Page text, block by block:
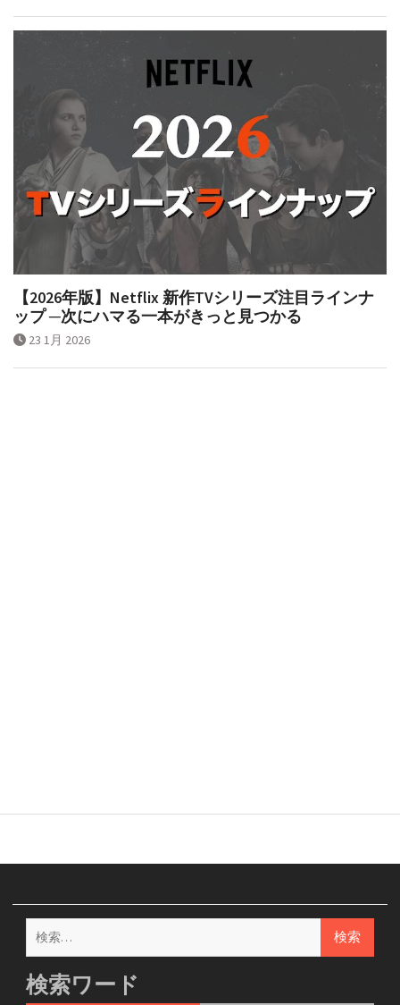
【2026年版】Netflix 新作TVシリーズ注目ラインナ
ップ ─次にハマる一本がきっと見つかる
23 1月 2026
検
索:
検索ワード